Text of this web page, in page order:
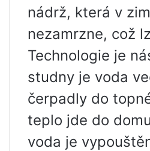
nádrž, která v
nezamrzne, což
Technologie je
studny je voda
čerpadly do
teplo jde do
voda je